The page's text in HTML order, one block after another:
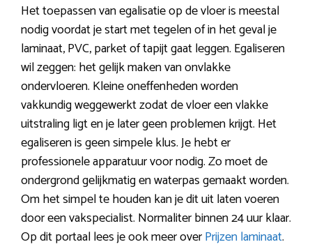
Het toepassen van egalisatie op de vloer is meestal
nodig voordat je start met tegelen of in het geval je
laminaat, PVC, parket of tapijt gaat leggen. Egaliseren
wil zeggen: het gelijk maken van onvlakke
ondervloeren. Kleine oneffenheden worden
vakkundig weggewerkt zodat de vloer een vlakke
uitstraling ligt en je later geen problemen krijgt. Het
egaliseren is geen simpele klus. Je hebt er
professionele apparatuur voor nodig. Zo moet de
ondergrond gelijkmatig en waterpas gemaakt worden.
Om het simpel te houden kan je dit uit laten voeren
door een vakspecialist. Normaliter binnen 24 uur klaar.
Op dit portaal lees je ook meer overPrijzen laminaat.